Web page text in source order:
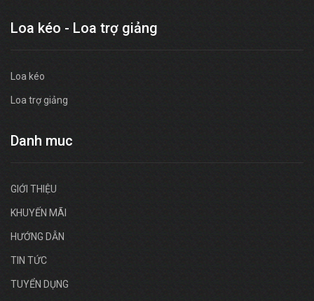
Loa kéo - Loa trợ giảng
Loa kéo
Loa trợ giảng
Danh muc
GIỚI THIỆU
KHUYẾN MÃI
HƯỚNG DẪN
TIN TỨC
TUYỂN DỤNG